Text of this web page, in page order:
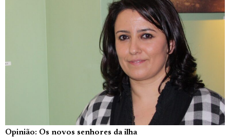
Opinião: Os novos senhores da ilha